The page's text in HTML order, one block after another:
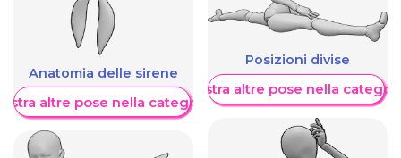
Anatomia delle sirene
altre pose nella categoria
Posizioni divise
Mostra altre pose nella